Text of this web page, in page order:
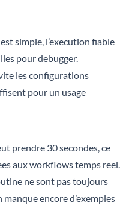
simple, l’execution fiable
pour debugger.
les configurations
pour un usage
prendre 30 secondes, ce
aux workflows temps reel.
ne sont pas toujours
encore d’exemples